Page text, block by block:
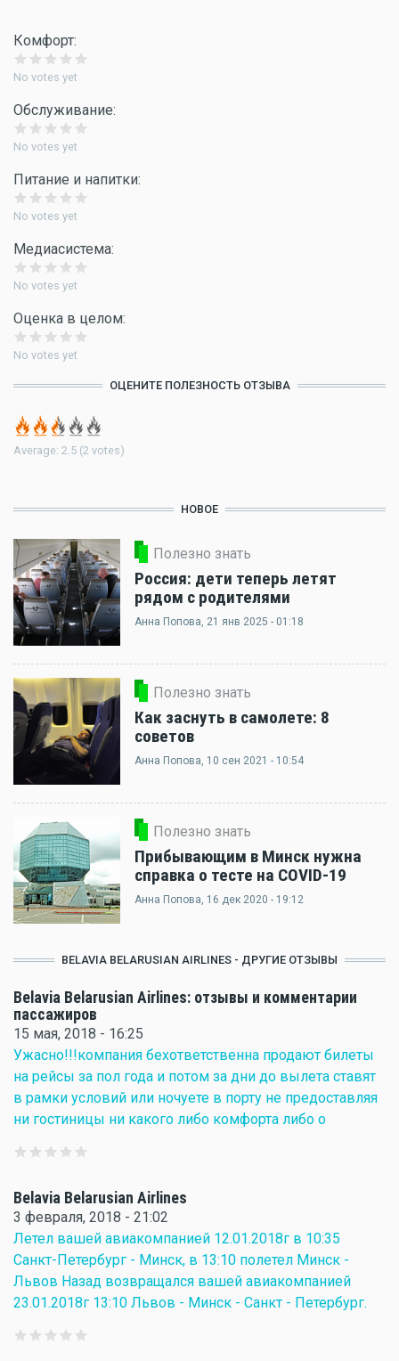
Комфорт:
No votes yet
Обслуживание:
No votes yet
Питание и напитки:
No votes yet
Медиасистема:
No votes yet
Оценка в целом:
No votes yet
ОЦЕНИТЕ ПОЛЕЗНОСТЬ ОТЗЫВА
Average: 2.5 (2 votes)
НОВОЕ
Полезно знать
Россия: дети теперь летят
рядом с родителями
Анна Попова, 21 янв 2025 - 01:18
Полезно знать
Как заснуть в самолете: 8
советов
Анна Попова, 10 сен 2021 - 10:54
Полезно знать
Прибывающим в Минск нужна
справка о тесте на COVID-19
Анна Попова, 16 дек 2020 - 19:12
BELAVIA BELARUSIAN AIRLINES - ДРУГИЕ ОТЗЫВЫ
Belavia Belarusian Airlines: отзывы и комментарии
пассажиров
15 мая, 2018 - 16:25
Ужасно!!!компания бехответственна продают билеты
на рейсы за пол года и потом за дни до вылета ставят
в рамки условий или ночуете в порту не предоставляя
ни гостиницы ни какого либо комфорта либо о
Belavia Belarusian Airlines
3 февраля, 2018 - 21:02
Летел вашей авиакомпанией 12.01.2018г в 10:35
Санкт-Петербург - Минск, в 13:10 полетел Минск -
Львов Назад возвращался вашей авиакомпанией
23.01.2018г 13:10 Львов - Минск - Санкт - Петербург.